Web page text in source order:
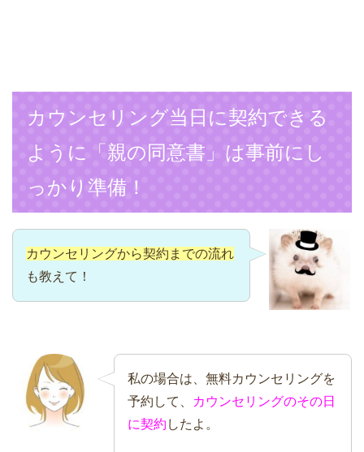
カウンセリング当日に契約できる
ように「親の同意書」は事前にし
っかり準備！
カウンセリングから契約までの流れ
も教えて！
私の場合は、無料カウンセリングを
予約して、 カウンセリングのその日
に契約 したよ。